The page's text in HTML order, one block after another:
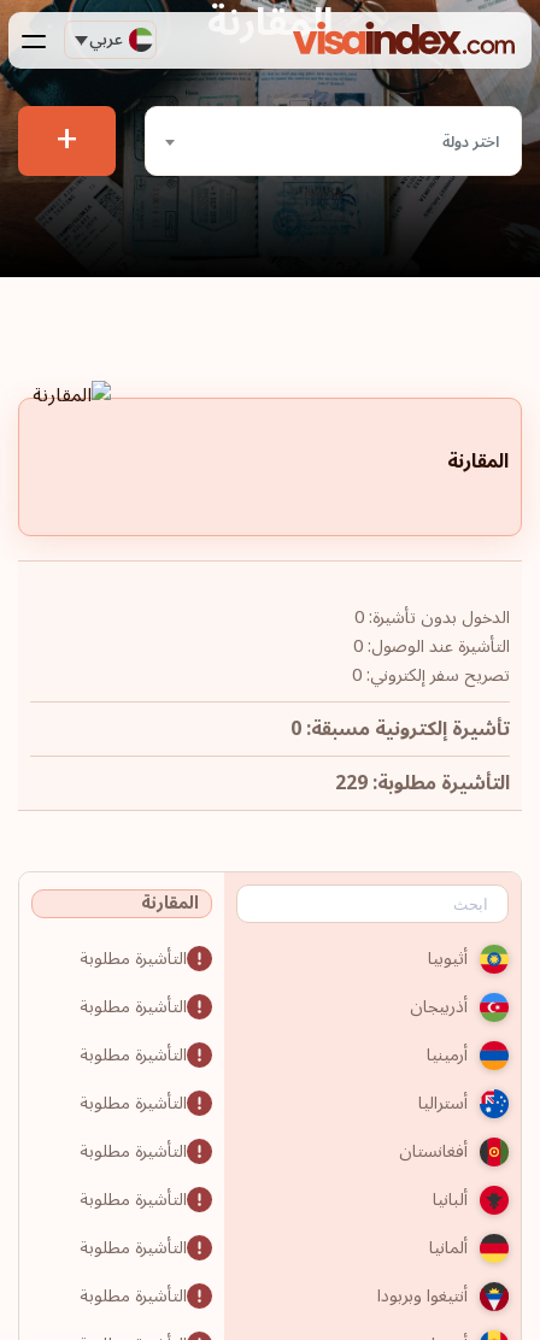
عربي المقارنة
اختر دولة +
المقارنة
الدخول بدون تأشيرة: 0
التأشيرة عند الوصول: 0
تصريح سفر إلكتروني: 0
تأشيرة إلكترونية مسبقة: 0
التأشيرة مطلوبة: 229
المقارنة
أثيوبيا
التأشيرة مطلوبة
أذربيجان
التأشيرة مطلوبة
أرمينيا
التأشيرة مطلوبة
أستراليا
التأشيرة مطلوبة
أفغانستان
التأشيرة مطلوبة
ألبانيا
التأشيرة مطلوبة
ألمانيا
التأشيرة مطلوبة
أنتيغوا وبربودا
التأشيرة مطلوبة